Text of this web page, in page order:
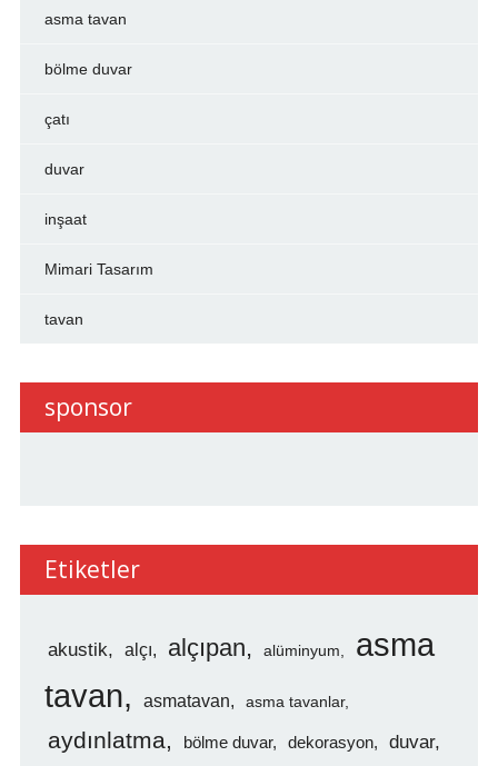
asma tavan
bölme duvar
çatı
duvar
inşaat
Mimari Tasarım
tavan
sponsor
Etiketler
akustik alçı alçıpan alüminyum
asma
tavan
asmatavan asma tavanlar
aydınlatma bölme duvar dekorasyon duvar